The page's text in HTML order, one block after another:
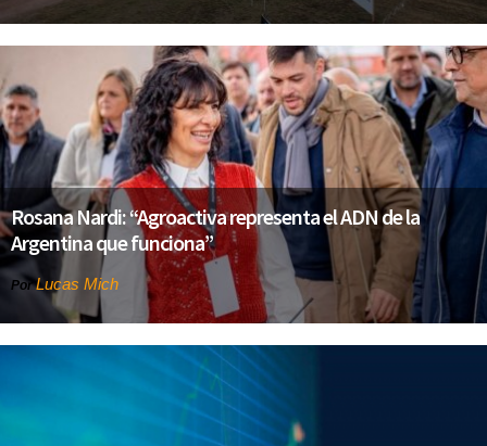
Rosana Nardi: “Agroactiva representa el ADN de la
Argentina que funciona”
PorLucas Mich